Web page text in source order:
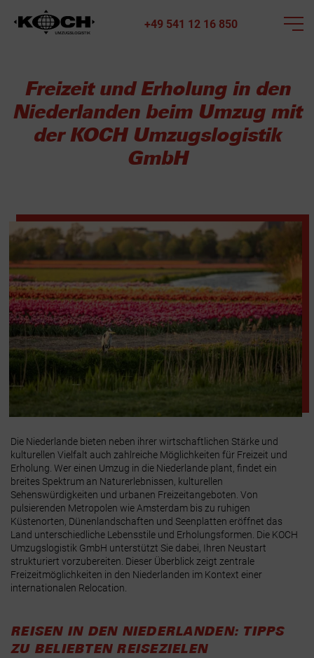
+49 541 12 16 850
Freizeit und Erholung in den
Niederlanden beim Umzug mit
der KOCH Umzugslogistik
GmbH
Die Niederlande bieten neben ihrer wirtschaftlichen Stärke und
kulturellen Vielfalt auch zahlreiche Möglichkeiten für Freizeit und
Erholung. Wer einen Umzug in die Niederlande plant, findet ein
breites Spektrum an Naturerlebnissen, kulturellen
Sehenswürdigkeiten und urbanen Freizeitangeboten. Von
pulsierenden Metropolen wie Amsterdam bis zu ruhigen
Küstenorten, Dünenlandschaften und Seenplatten eröffnet das
Land unterschiedliche Lebensstile und Erholungsformen. Die KOCH
Umzugslogistik GmbH unterstützt Sie dabei, Ihren Neustart
strukturiert vorzubereiten. Dieser Überblick zeigt zentrale
Freizeitmöglichkeiten in den Niederlanden im Kontext einer
internationalen Relocation.
REISEN IN DEN NIEDERLANDEN: TIPPS
ZU BELIEBTEN REISEZIELEN